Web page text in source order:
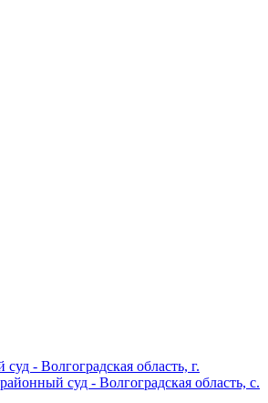
- Волгоградская область, г.
суд - Волгоградская область, с.